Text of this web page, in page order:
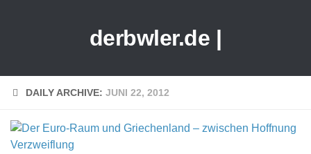
derbwler.de |
DAILY ARCHIVE: JUNI 22, 2012